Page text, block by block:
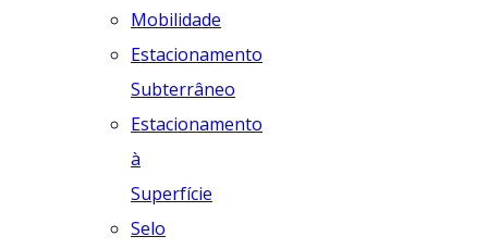
Mobilidade
Estacionamento
Subterrâneo
Estacionamento
à
Superfície
Selo